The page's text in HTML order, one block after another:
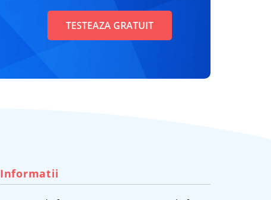
TESTEAZA GRATUIT
Informatii